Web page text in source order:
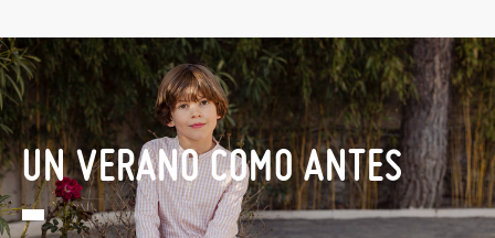
UN VERANO COMO ANTES